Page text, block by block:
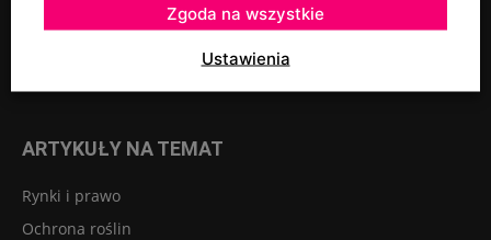
ARTYKUŁY NA TEMAT
Rynki i prawo
Ochrona roślin
Ustawienia
Zgoda na wszystkie